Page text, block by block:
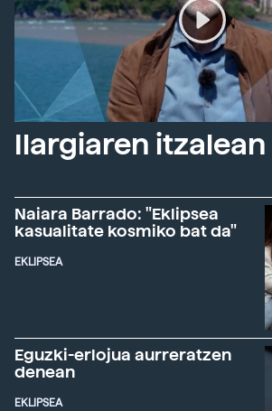
Ilargiaren itzalean
Naiara Barrado: "Eklipsea
kasualitate kosmiko bat da"
EKLIPSEA
Eguzki-erlojua aurreratzen
denean
EKLIPSEA